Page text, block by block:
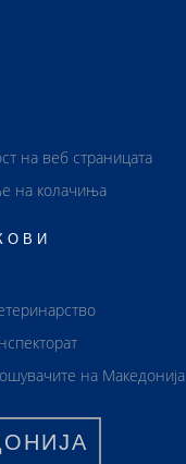
на веб страницата
на колачиња
на Македонија